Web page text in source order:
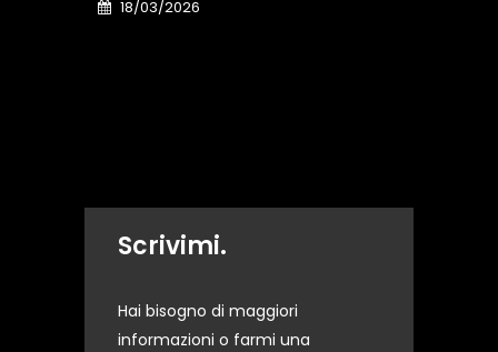
18/03/2026
Scrivimi.
Hai bisogno di maggiori
informazioni o farmi una